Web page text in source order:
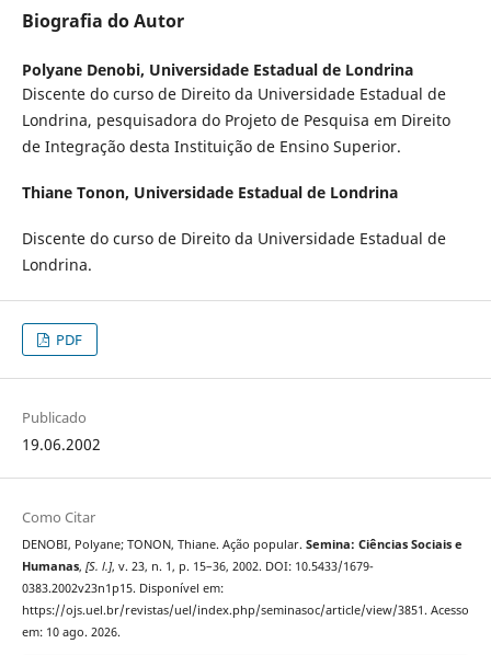
Biografia do Autor
Polyane Denobi, Universidade Estadual de Londrina
Discente do curso de Direito da Universidade Estadual de
Londrina, pesquisadora do Projeto de Pesquisa em Direito
de Integração desta Instituição de Ensino Superior.
Thiane Tonon, Universidade Estadual de Londrina
Discente do curso de Direito da Universidade Estadual de
Londrina.
PDF
Publicado
19.06.2002
Como Citar
DENOBI, Polyane; TONON, Thiane. Ação popular. Semina: Ciências Sociais e
Humanas, [S. l.], v. 23, n. 1, p. 15–36, 2002. DOI: 10.5433/1679-
0383.2002v23n1p15. Disponível em:
https://ojs.uel.br/revistas/uel/index.php/seminasoc/article/view/3851. Acesso
em: 10 ago. 2026.